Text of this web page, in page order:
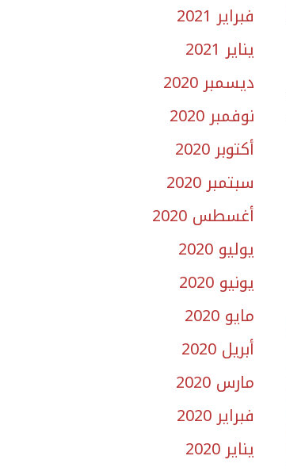
فبراير 2021
يناير 2021
ديسمبر 2020
نوفمبر 2020
أكتوبر 2020
سبتمبر 2020
أغسطس 2020
يوليو 2020
يونيو 2020
مايو 2020
أبريل 2020
مارس 2020
فبراير 2020
يناير 2020